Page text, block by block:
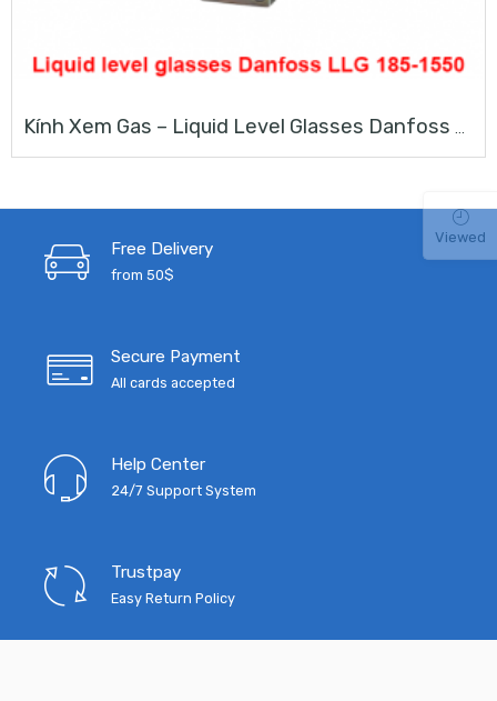
Free Delivery
from 50$
Secure Payment
All cards accepted
Help Center
24/7 Support System
Trustpay
Easy Return Policy
Viewed